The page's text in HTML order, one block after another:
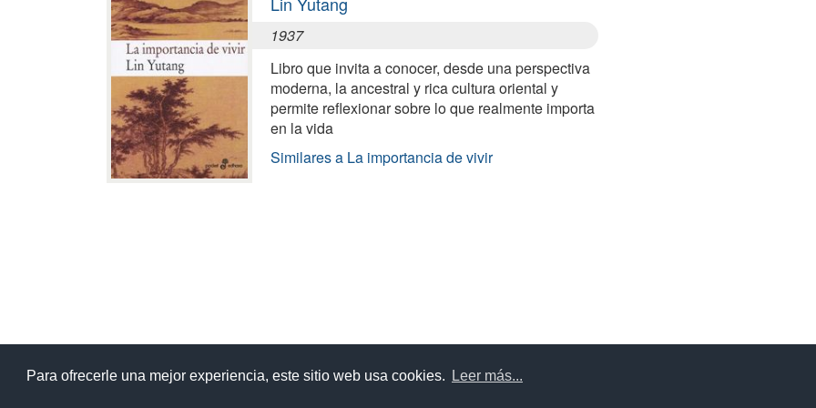
Para ofrecerle una mejor experiencia, este sitio web usa cookies. Leer más...
1937
Libro que invita a conocer, desde una perspectiva
moderna, la ancestral y rica cultura oriental y
permite reflexionar sobre lo que realmente importa
en la vida
Similares a La importancia de vivir
Ayuda Aviso legal